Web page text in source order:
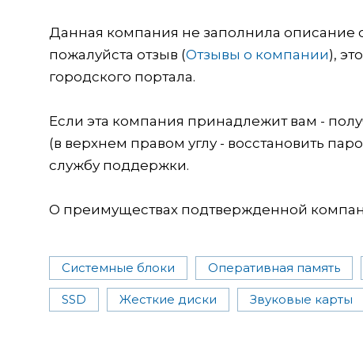
Данная компания не заполнила описание
пожалуйста отзыв (Отзывы о компании),
городского портала.
Если эта компания принадлежит вам -
(в верхнем правом углу - восстановить
службу поддержки.
О преимуществах подтвержденной
Системные блоки Оперативная память
SSD Жесткие диски Звуковые карты